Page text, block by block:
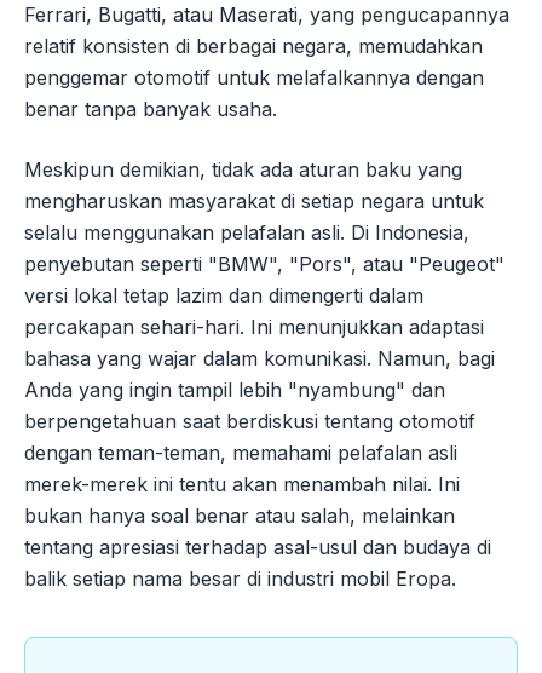
Ferrari, Bugatti, atau Maserati, yang pengucapannya
relatif konsisten di berbagai negara, memudahkan
penggemar otomotif untuk melafalkannya dengan
benar tanpa banyak usaha.
Meskipun demikian, tidak ada aturan baku yang
mengharuskan masyarakat di setiap negara untuk
selalu menggunakan pelafalan asli. Di Indonesia,
penyebutan seperti "BMW", "Pors", atau "Peugeot"
versi lokal tetap lazim dan dimengerti dalam
percakapan sehari-hari. Ini menunjukkan adaptasi
bahasa yang wajar dalam komunikasi. Namun, bagi
Anda yang ingin tampil lebih "nyambung" dan
berpengetahuan saat berdiskusi tentang otomotif
dengan teman-teman, memahami pelafalan asli
merek-merek ini tentu akan menambah nilai. Ini
bukan hanya soal benar atau salah, melainkan
tentang apresiasi terhadap asal-usul dan budaya di
balik setiap nama besar di industri mobil Eropa.